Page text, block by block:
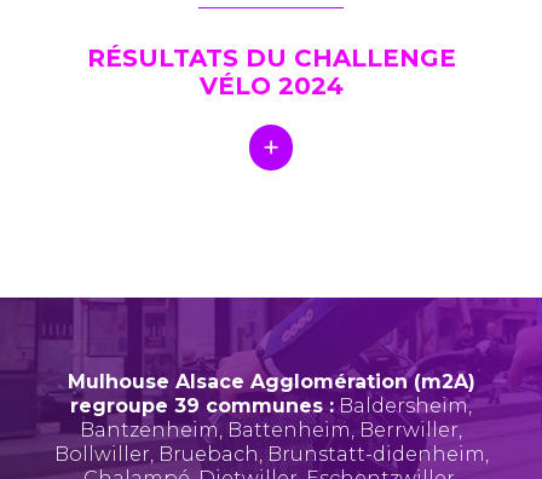
RÉSULTATS DU CHALLENGE
VÉLO 2024
Mulhouse Alsace Agglomération (m2A)
regroupe 39 communes : Baldersheim,
Bantzenheim, Battenheim, Berrwiller,
Bollwiller, Bruebach,Brunstatt-didenheim,